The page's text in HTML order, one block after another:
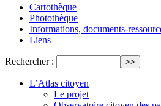
Cartothèque
Photothèque
Informations, documents-
Liens
Rechercher :
L’Atlas citoyen
Le projet